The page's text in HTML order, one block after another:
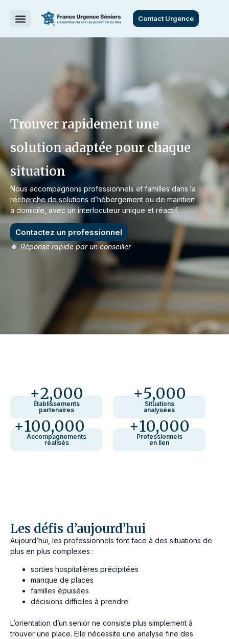
Contact Urgence
Trouver rapidement une
solution adaptée pour chaque
situation
Nous accompagnons professionnels et familles dans la
recherche de solutions d’hébergement ou de maintien
à domicile, avec un interlocuteur unique et réactif.
Contactez un professionnel
Réponse rapide par un conseiller
+2,000
Établissements
partenaires
+5,000
Situations
analysées
+100,000
Accompagnements
réalisés
+10,000
Professionnels
en lien
Les défis d’aujourd’hui
Aujourd’hui, les professionnels font face à des situations de
plus en plus complexes :
sorties hospitalières précipitées
manque de places
familles épuisées
décisions difficiles à prendre
L’orientation d’un senior ne consiste plus simplement à
trouver une place. Elle nécessite une analyse fine des